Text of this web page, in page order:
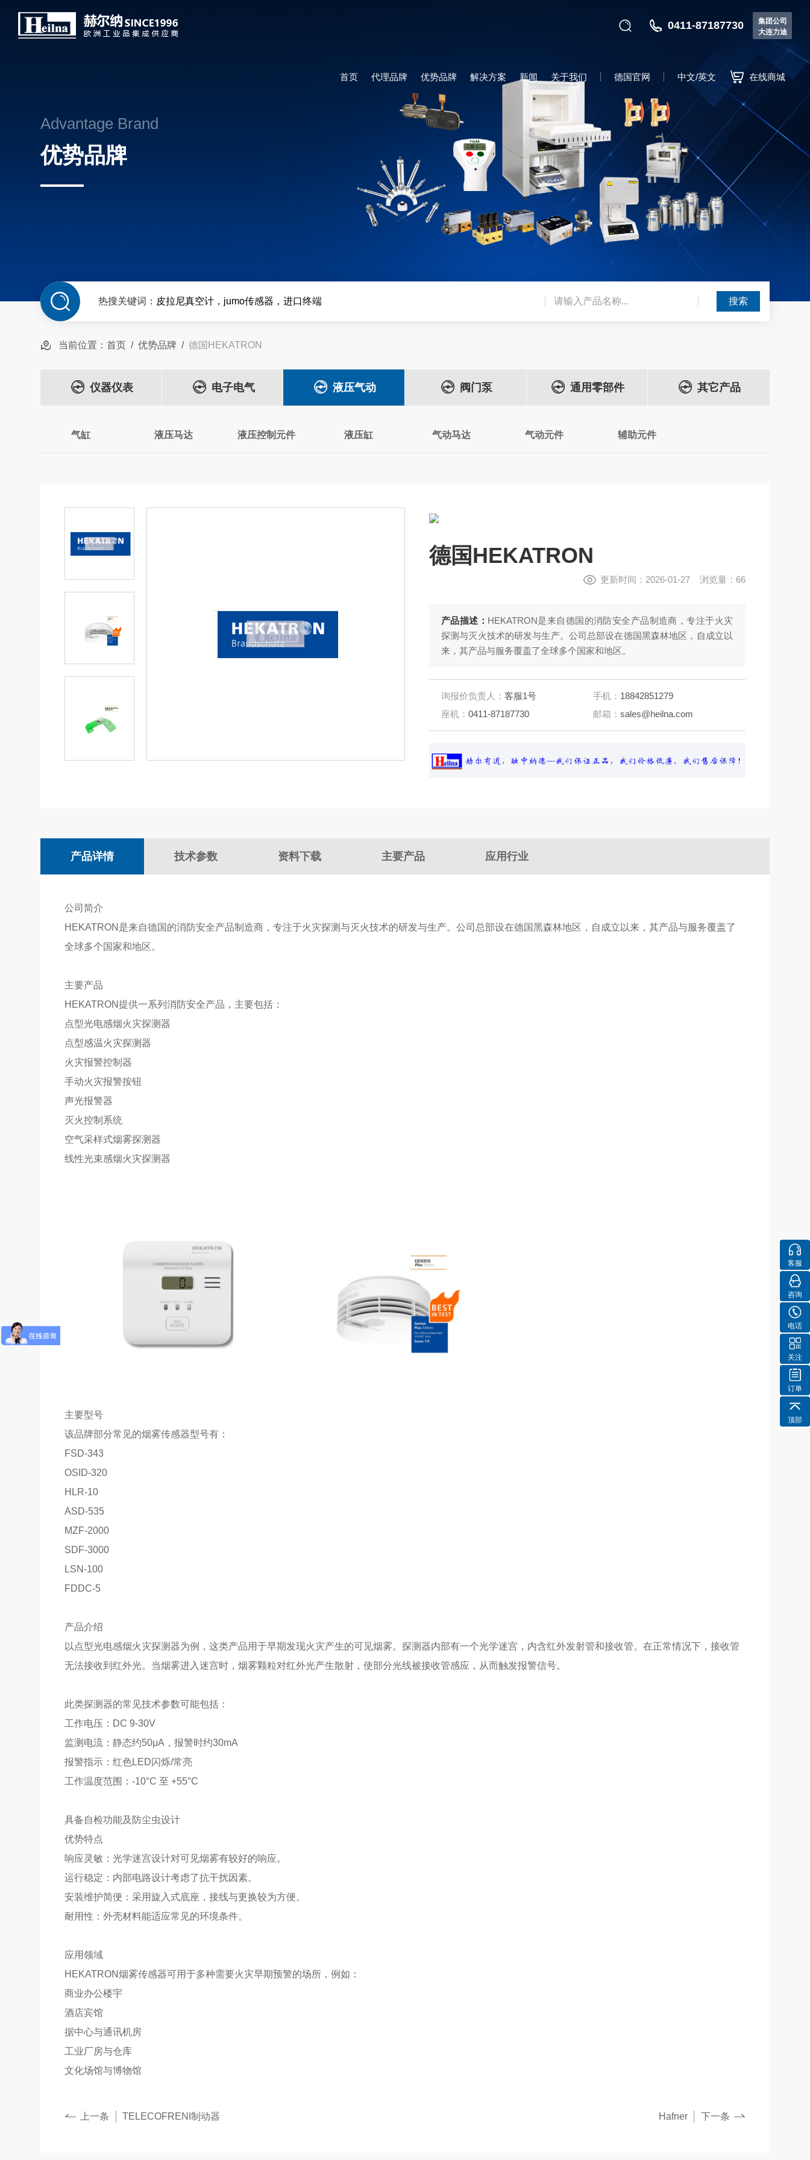
集团公司
大连力迪
0411-87187730
首页 代理品牌 优势品牌 解决方案 新闻 关于我们 德国官网 中文/英文 在线商城
Advantage Brand
优势品牌
热搜关键词： 皮拉尼真空计，jumo传感器，进口终端
当前位置：首页 /优势品牌 /德国HEKATRON
仪器仪表 电子电气 液压气动 阀门泵 通用零部件 其它产品
气缸 液压马达 液压控制元件 液压缸 气动马达 气动元件 辅助元件
德国HEKATRON
更新时间：2026-01-27 浏览量：66
产品描述： HEKATRON是来自德国的消防安全产品制造商，专注于火灾
探测与灭火技术的研发与生产。公司总部设在德国黑森林地区，自成立以
来，其产品与服务覆盖了全球多个国家和地区。
询报价负责人： 客服1号 手机： 18842851279
座机： 0411-87187730 邮箱：sales@heilna.com
产品详情 技术参数 资料下载 主要产品 应用行业
公司简介
HEKATRON是来自德国的消防安全产品制造商，专注于火灾探测与灭火技术的研发与生产。公司总部设在德国黑森林地区，自成立以来，其产品与服务覆盖了
全球多个国家和地区。
主要产品
HEKATRON提供一系列消防安全产品，主要包括：
点型光电感烟火灾探测器
点型感温火灾探测器
火灾报警控制器
手动火灾报警按钮
声光报警器
灭火控制系统
空气采样式烟雾探测器
线性光束感烟火灾探测器
主要型号
该品牌部分常见的烟雾传感器型号有：
FSD-343
OSID-320
HLR-10
ASD-535
MZF-2000
SDF-3000
LSN-100
FDDC-5
产品介绍
以点型光电感烟火灾探测器为例，这类产品用于早期发现火灾产生的可见烟雾。探测器内部有一个光学迷宫，内含红外发射管和接收管。在正常情况下，接收管
无法接收到红外光。当烟雾进入迷宫时，烟雾颗粒对红外光产生散射，使部分光线被接收管感应，从而触发报警信号。
此类探测器的常见技术参数可能包括：
工作电压：DC 9-30V
监测电流：静态约50μA，报警时约30mA
报警指示：红色LED闪烁/常亮
工作温度范围：-10°C 至 +55°C
具备自检功能及防尘虫设计
优势特点
响应灵敏：光学迷宫设计对可见烟雾有较好的响应。
运行稳定：内部电路设计考虑了抗干扰因素。
安装维护简便：采用旋入式底座，接线与更换较为方便。
耐用性：外壳材料能适应常见的环境条件。
应用领域
HEKATRON烟雾传感器可用于多种需要火灾早期预警的场所，例如：
商业办公楼宇
酒店宾馆
据中心与通讯机房
工业厂房与仓库
文化场馆与博物馆
上一条 TELECOFRENI制动器 下一条
Hafner
客服
咨询
电话
关注
订单
顶部